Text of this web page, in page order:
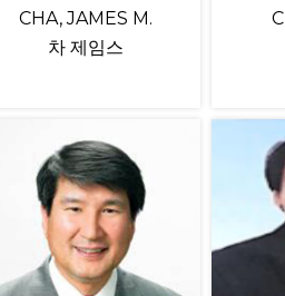
CHA, JAMES M.
차 제임스